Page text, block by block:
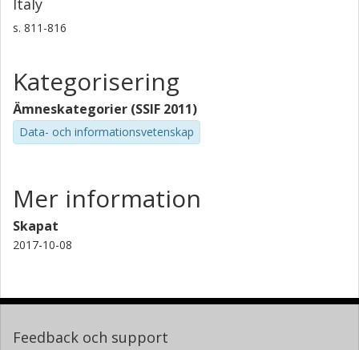
Italy
s. 811-816
Kategorisering
Ämneskategorier (SSIF 2011)
Data- och informationsvetenskap
Mer information
Skapat
2017-10-08
Feedback och support